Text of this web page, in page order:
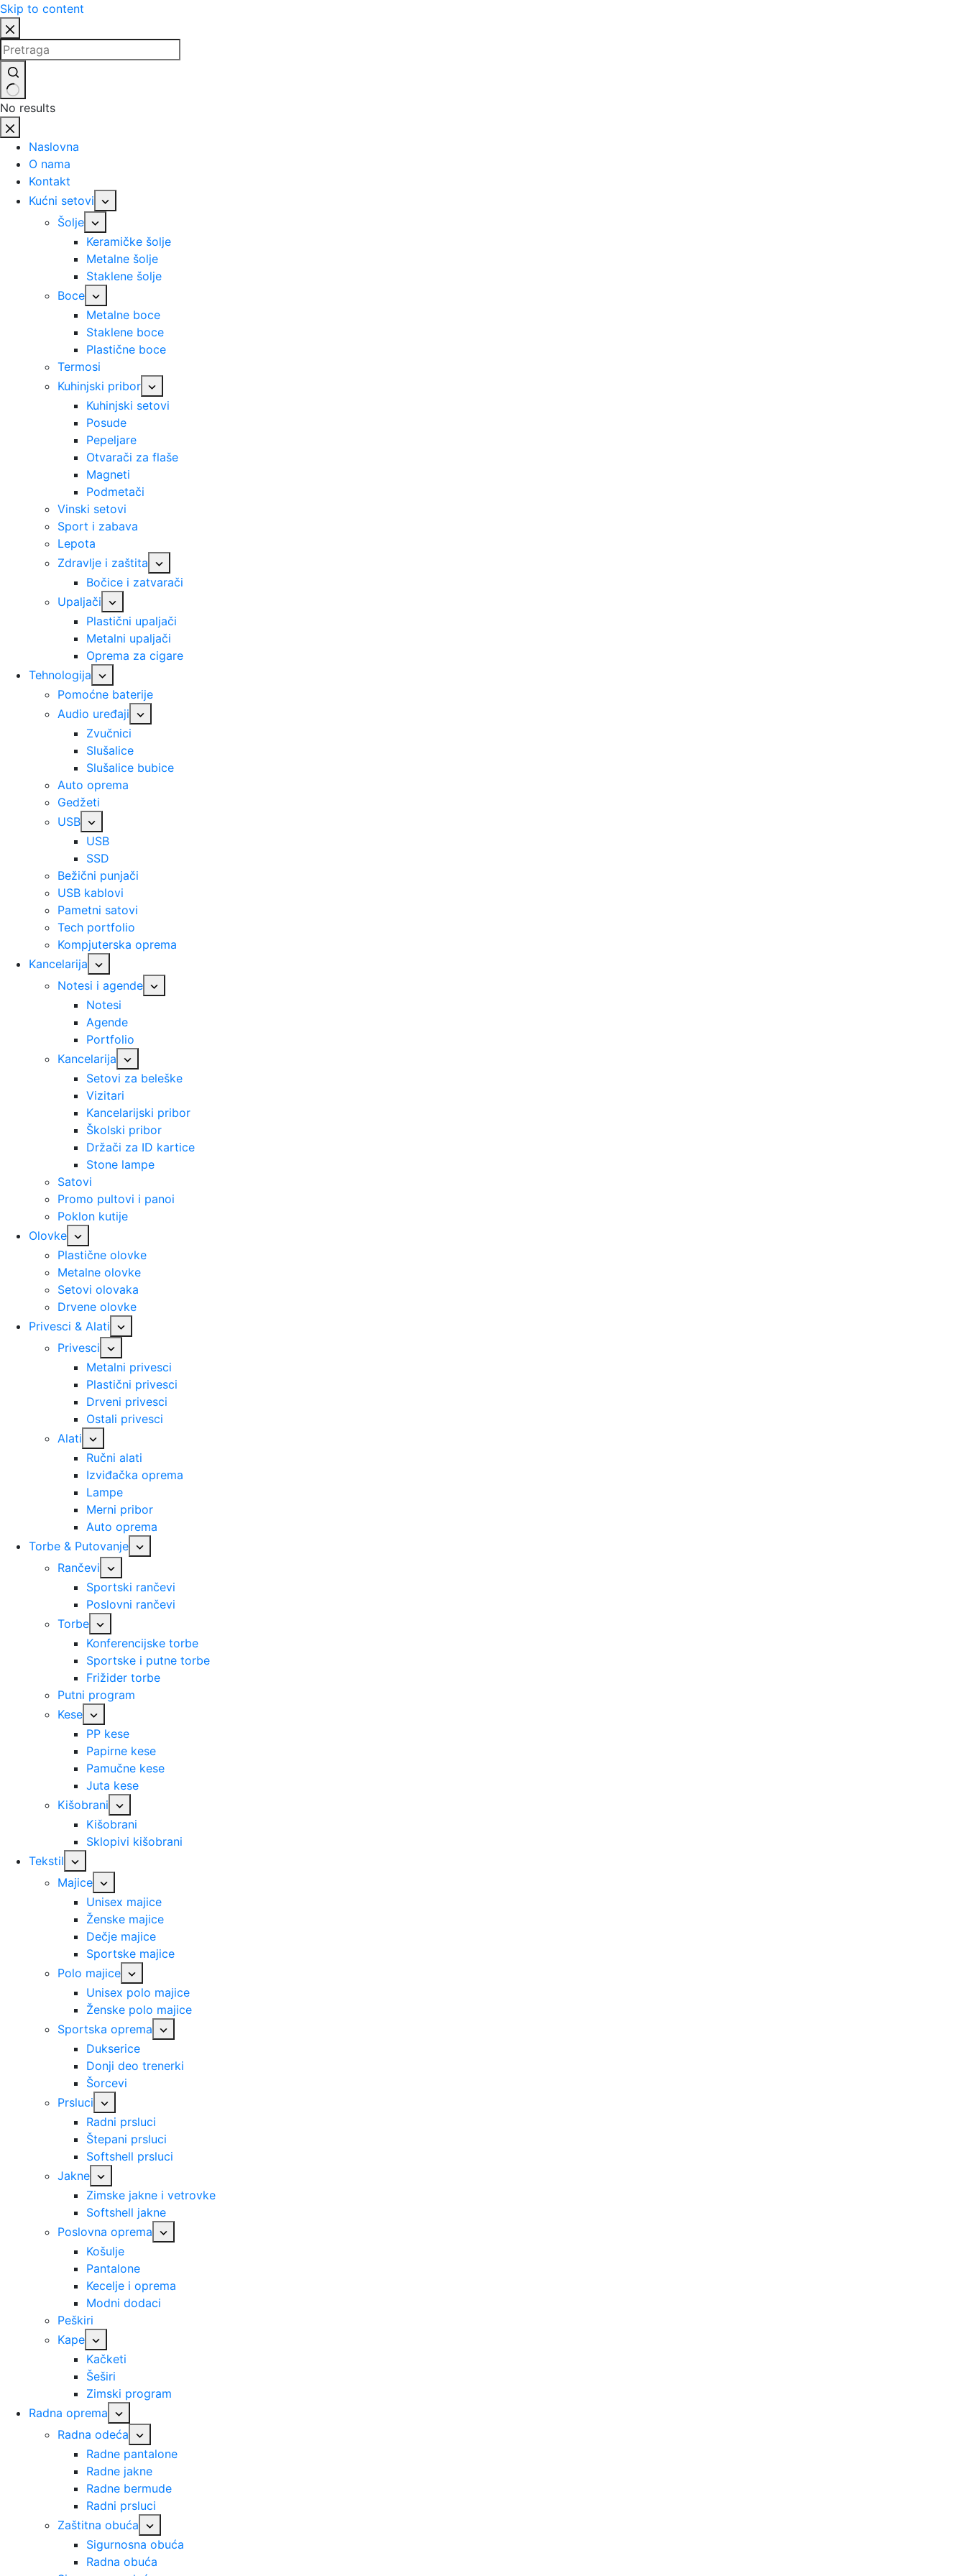
Skip to content
No results
Naslovna
O nama
Kontakt
Kućni setovi
Šolje
Keramičke šolje
Metalne šolje
Staklene šolje
Boce
Metalne boce
Staklene boce
Plastične boce
Termosi
Kuhinjski pribor
Kuhinjski setovi
Posude
Pepeljare
Otvarači za flaše
Magneti
Podmetači
Vinski setovi
Sport i zabava
Lepota
Zdravlje i zaštita
Bočice i zatvarači
Upaljači
Plastični upaljači
Metalni upaljači
Oprema za cigare
Tehnologija
Pomoćne baterije
Audio uređaji
Zvučnici
Slušalice
Slušalice bubice
Auto oprema
Gedžeti
USB
USB
SSD
Bežični punjači
USB kablovi
Pametni satovi
Tech portfolio
Kompjuterska oprema
Kancelarija
Notesi i agende
Notesi
Agende
Portfolio
Kancelarija
Setovi za beleške
Vizitari
Kancelarijski pribor
Školski pribor
Držači za ID kartice
Stone lampe
Satovi
Promo pultovi i panoi
Poklon kutije
Olovke
Plastične olovke
Metalne olovke
Setovi olovaka
Drvene olovke
Privesci & Alati
Privesci
Metalni privesci
Plastični privesci
Drveni privesci
Ostali privesci
Alati
Ručni alati
Izviđačka oprema
Lampe
Merni pribor
Auto oprema
Torbe & Putovanje
Rančevi
Sportski rančevi
Poslovni rančevi
Torbe
Konferencijske torbe
Sportske i putne torbe
Frižider torbe
Putni program
Kese
PP kese
Papirne kese
Pamučne kese
Juta kese
Kišobrani
Kišobrani
Sklopivi kišobrani
Tekstil
Majice
Unisex majice
Ženske majice
Dečje majice
Sportske majice
Polo majice
Unisex polo majice
Ženske polo majice
Sportska oprema
Dukserice
Donji deo trenerki
Šorcevi
Prsluci
Radni prsluci
Štepani prsluci
Softshell prsluci
Jakne
Zimske jakne i vetrovke
Softshell jakne
Poslovna oprema
Košulje
Pantalone
Kecelje i oprema
Modni dodaci
Peškiri
Kape
Kačketi
Šeširi
Zimski program
Radna oprema
Radna odeća
Radne pantalone
Radne jakne
Radne bermude
Radni prsluci
Zaštitna obuća
Sigurnosna obuća
Radna obuća